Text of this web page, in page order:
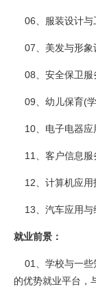
06、服装设计与
07、美发与形象
08、安全保卫服
09、幼儿保育(
10、电子电器应
11、客户信息服
12、计算机应用
13、汽车应用与
就业前景：
01、学校与一些
的优势就业平台，